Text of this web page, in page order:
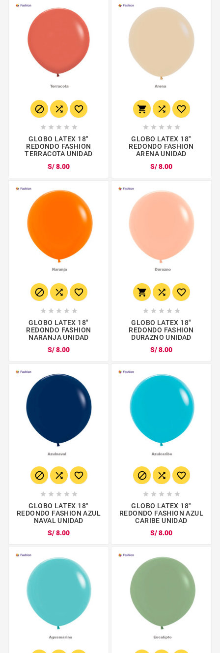
  
    
GLOBO LATEX 18"
REDONDO FASHION
TERRACOTA UNIDAD
S/ 8.00
  
    
GLOBO LATEX 18"
REDONDO FASHION
ARENA UNIDAD
S/ 8.00
  
    
GLOBO LATEX 18"
REDONDO FASHION
NARANJA UNIDAD
S/ 8.00
  
    
GLOBO LATEX 18"
REDONDO FASHION
DURAZNO UNIDAD
S/ 8.00
  
    
GLOBO LATEX 18"
REDONDO FASHION AZUL
NAVAL UNIDAD
S/ 8.00
  
    
GLOBO LATEX 18"
REDONDO FASHION AZUL
CARIBE UNIDAD
S/ 8.00